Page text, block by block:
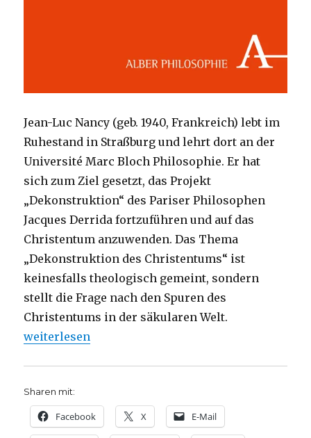
Jean-Luc Nancy (geb. 1940, Frankreich) lebt im
Ruhestand in Straßburg und lehrt dort an der
Université Marc Bloch Philosophie. Er hat
sich zum Ziel gesetzt, das Projekt
„Dekonstruktion“ des Pariser Philosophen
Jacques Derrida fortzuführen und auf das
Christentum anzuwenden. Das Thema
„Dekonstruktion des Christentums“ ist
keinesfalls theologisch gemeint, sondern
stellt die Frage nach den Spuren des
Christentums in der säkularen Welt.
„J.-L. Nancy: „Ins Offene geworfen“, Rezension
weiterlesen
Sharen mit:
Facebook X E-Mail